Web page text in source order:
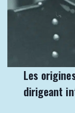
Les
dirigeant